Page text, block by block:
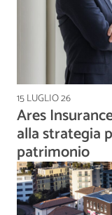
15 LUGLIO 26
Ares
alla strategia
patrimonio